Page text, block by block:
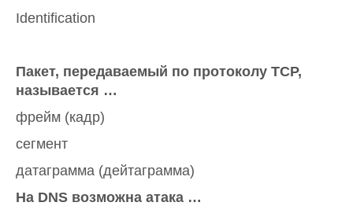
Identification
Пакет, передаваемый по протоколу ТСР,
называется …
фрейм (кадр)
сегмент
датаграмма (дейтаграмма)
На DNS возможна атака …